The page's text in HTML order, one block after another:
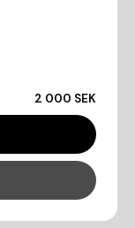
2 000 SEK